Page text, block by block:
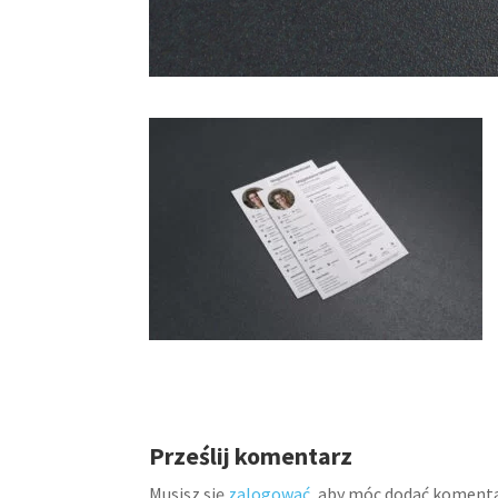
Prześlij komentarz
Musisz się zalogować , aby móc dodać